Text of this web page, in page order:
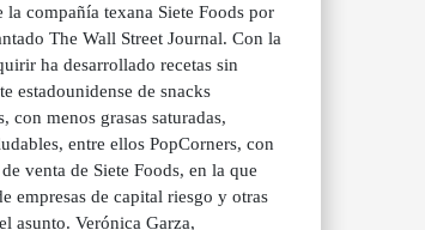
compañía texana Siete Foods por
The Wall Street Journal. Con la
ha desarrollado recetas sin
estadounidense de snacks
menos grasas saturadas,
entre ellos PopCorners, con
venta de Siete Foods, en la que
empresas de capital riesgo y otras
asunto. Verónica Garza,